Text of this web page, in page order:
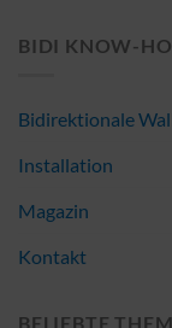
BIDI KNOW-
Bidirektionale
Installation
Magazin
Kontakt
BELIEBTE